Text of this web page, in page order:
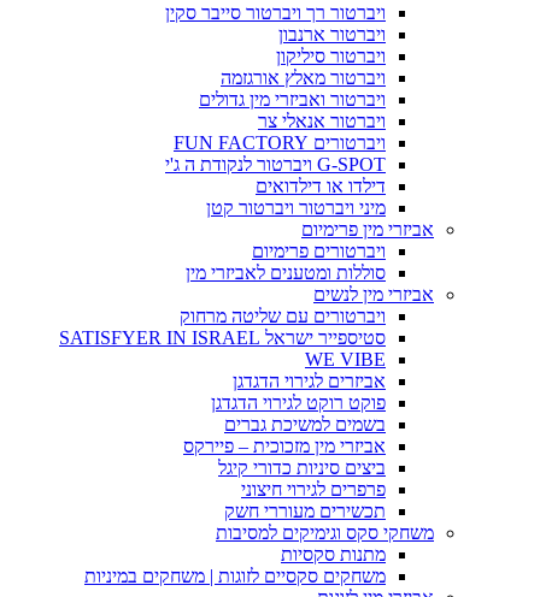
ויברטור רך ויברטור סייבר סקין
ויברטור ארנבון
ויברטור סיליקון
ויברטור מאלץ אורגזמה
ויברטור ואביזרי מין גדולים
ויברטור אנאלי צר
ויברטורים FUN FACTORY
G-SPOT ויברטור לנקודת ה ג'י
דילדו או דילדואים
מיני ויברטור ויברטור קטן
אביזרי מין פרימיום
ויברטורים פרימיום
סוללות ומטענים לאביזרי מין
אביזרי מין לנשים
ויברטורים עם שליטה מרחוק
סטיספייר ישראל SATISFYER IN ISRAEL
WE VIBE
אביזרים לגירוי הדגדגן
פוקט רוקט לגירוי הדגדגן
בשמים למשיכת גברים
אביזרי מין מזכוכית – פיירקס
ביצים סיניות כדורי קיגל
פרפרים לגירוי חיצוני
תכשירים מעוררי חשק
משחקי סקס וגימיקים למסיבות
מתנות סקסיות
משחקים סקסיים לזוגות | משחקים במיניות